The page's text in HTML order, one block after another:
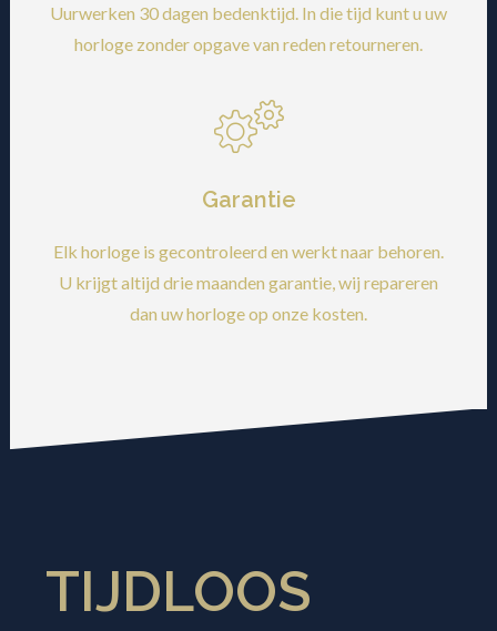
Uurwerken 30 dagen bedenktijd. In die tijd kunt u uw
horloge zonder opgave van reden retourneren.
Garantie
Elk horloge is gecontroleerd en werkt naar behoren.
U krijgt altijd drie maanden garantie, wij repareren
dan uw horloge op onze kosten.
TIJDLOOS